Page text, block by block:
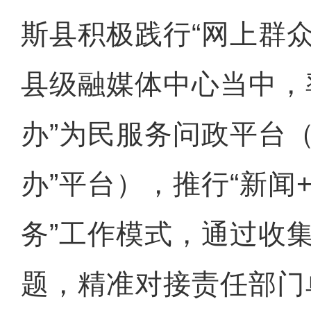
斯县积极践行“网上群
县级融媒体中心当中
办”为民服务问政平台
办”平台），推行“新闻
务”工作模式，通过收
题，精准对接责任部